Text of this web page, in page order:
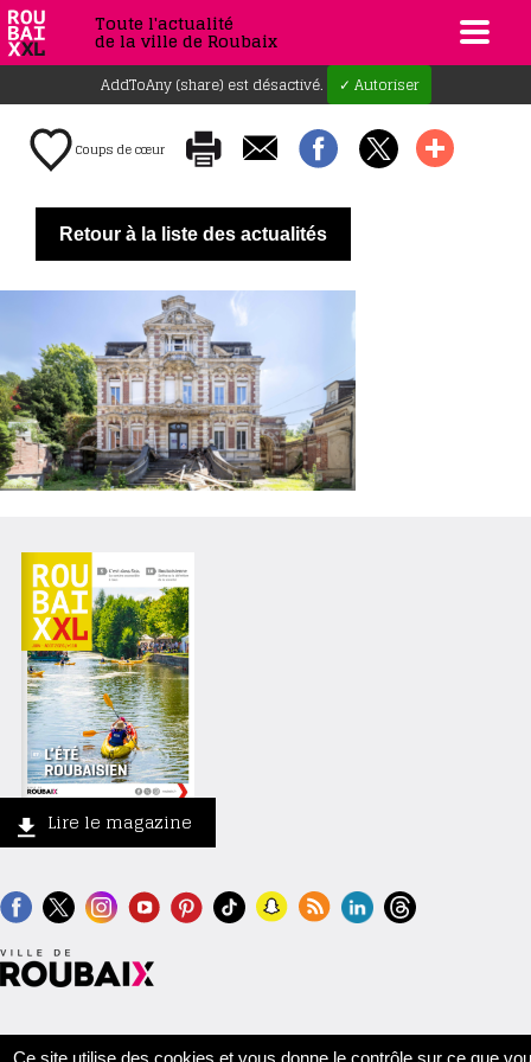
Toute l'actualité
de la ville de Roubaix
AddToAny (share) est désactivé. ✓ Autoriser
Coups de cœur
Retour à la liste des actualités
Lire le magazine
Contact Crédits Mentions légales Accessibilité
Ce site utilise des cookies et vous donne le contrôle sur ce que